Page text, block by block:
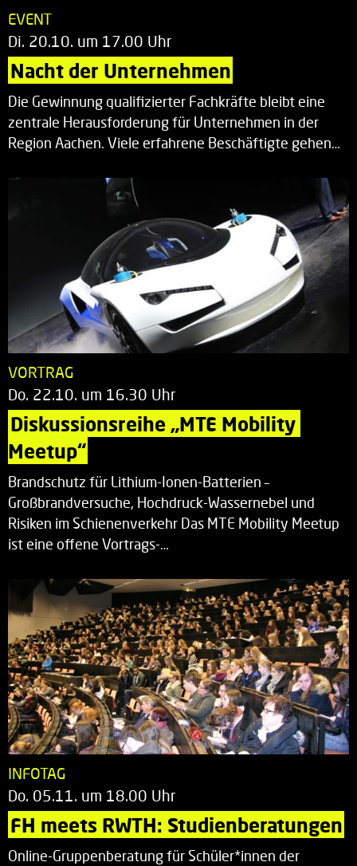
EVENT
Di. 20.10. um 17.00 Uhr
Nacht der Unternehmen
Die Gewinnung qualifizierter Fachkräfte bleibt eine
zentrale Herausforderung für Unternehmen in der
Region Aachen. Viele erfahrene Beschäftigte gehen…
VORTRAG
Do. 22.10. um 16.30 Uhr
Diskussionsreihe „MTE Mobility
Meetup“
Brandschutz für Lithium-Ionen-Batterien –
Großbrandversuche, Hochdruck-Wassernebel und
Risiken im Schienenverkehr Das MTE Mobility Meetup
ist eine offene Vortrags-…
INFOTAG
Do. 05.11. um 18.00 Uhr
FH meets RWTH: Studienberatungen
Online-Gruppenberatung für Schüler*innen der